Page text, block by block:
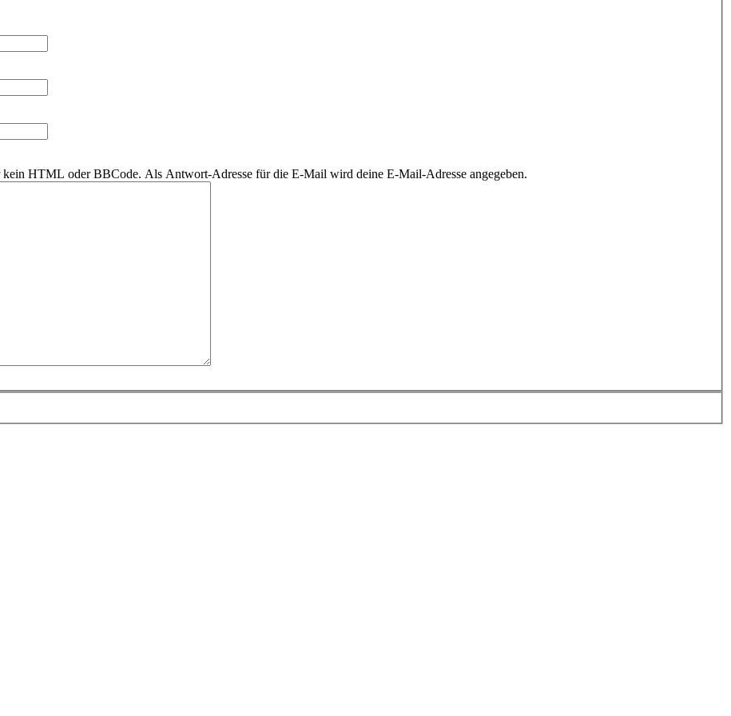
HTML oder BBCode. Als Antwort-Adresse für die E-Mail wird deine E-Mail-Adresse angegeben.